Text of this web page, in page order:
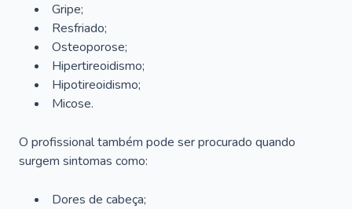
Gripe;
Resfriado;
Osteoporose;
Hipertireoidismo;
Hipotireoidismo;
Micose.
O profissional também pode ser procurado quando
surgem sintomas como:
Dores de cabeça;